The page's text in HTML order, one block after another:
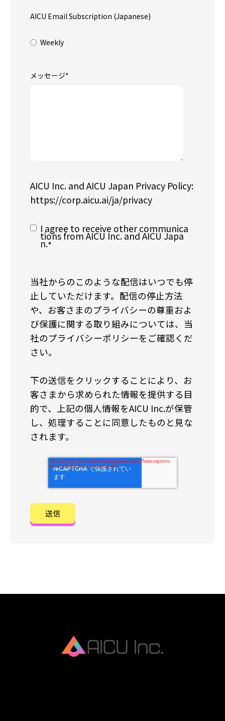
AICU Email Subscription (Japanese)
Weekly
メッセージ*
AICU Inc. and AICU Japan Privacy Policy:
https://corp.aicu.ai/ja/privacy
I agree to receive other communica
tions from AICU Inc. and AICU Japa
n.*
当社からのこのような配信はいつでも停
止していただけます。配信の停止方法
や、お客さまのプライバシーの尊重およ
び保護に関する取り組みについては、当
社のプライバシーポリシーをご確認くだ
さい。
下の送信をクリックすることにより、お
客さまから求められた情報を提供する目
的で、上記の個人情報をAICU Inc.が保管
し、処理することに同意したものと見な
されます。